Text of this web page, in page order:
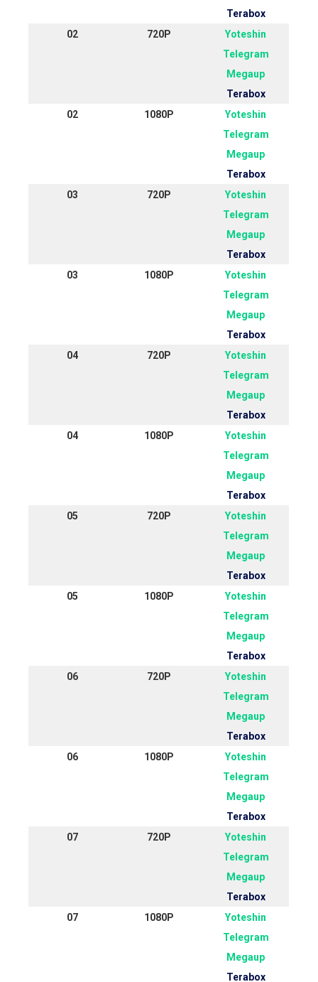
Terabox
02
720P
Yoteshin
Telegram
Megaup
Terabox
02
1080P
Yoteshin
Telegram
Megaup
Terabox
03
720P
Yoteshin
Telegram
Megaup
Terabox
03
1080P
Yoteshin
Telegram
Megaup
Terabox
04
720P
Yoteshin
Telegram
Megaup
Terabox
04
1080P
Yoteshin
Telegram
Megaup
Terabox
05
720P
Yoteshin
Telegram
Megaup
Terabox
05
1080P
Yoteshin
Telegram
Megaup
Terabox
06
720P
Yoteshin
Telegram
Megaup
Terabox
06
1080P
Yoteshin
Telegram
Megaup
Terabox
07
720P
Yoteshin
Telegram
Megaup
Terabox
07
1080P
Yoteshin
Telegram
Megaup
Terabox